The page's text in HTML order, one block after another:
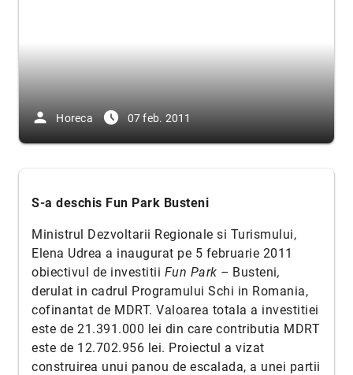
person Horeca access_time_filled 07 feb. 2011
S-a deschis Fun Park Busteni
Ministrul Dezvoltarii Regionale si Turismului,
Elena Udrea a inaugurat pe 5 februarie 2011
obiectivul de investitii Fun Park – Busteni,
derulat in cadrul Programului Schi in Romania,
cofinantat de MDRT. Valoarea totala a investitiei
este de 21.391.000 lei din care contributia MDRT
este de 12.702.956 lei. Proiectul a vizat
construirea unui panou de escalada, a unei partii